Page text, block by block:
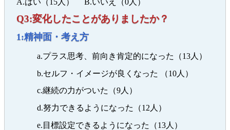
Q3:変化したことがありましたか？
1:精神面・考え方
a.プラス思考、前向き肯定的になった（13人）
b.セルフ・イメージが良くなった （10人）
c.継続の力がついた（9人）
d.努力できるようになった（12人）
e.目標設定できるようになった（13人）